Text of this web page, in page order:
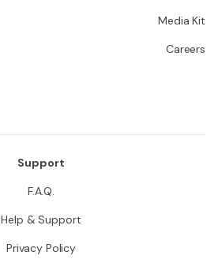
Media Kit
Careers
Support
F.A.Q.
Help & Support
Privacy Policy